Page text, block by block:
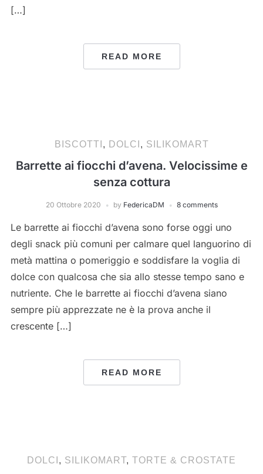
[…]
READ MORE
BISCOTTI , DOLCI , SILIKOMART
Barrette ai fiocchi d’avena. Velocissime e
senza cottura
20 Ottobre 2020 by FedericaDM 8 comments
Le barrette ai fiocchi d’avena sono forse oggi uno
degli snack più comuni per calmare quel languorino di
metà mattina o pomeriggio e soddisfare la voglia di
dolce con qualcosa che sia allo stesse tempo sano e
nutriente. Che le barrette ai fiocchi d’avena siano
sempre più apprezzate ne è la prova anche il
crescente […]
READ MORE
DOLCI , SILIKOMART, TORTE & CROSTATE